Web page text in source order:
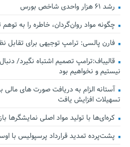
رشد ۶۱ هزار واحدی شاخص بورس
چگونه مواد روان‌گردان، خاطره را به
فارن پالسی: ترامپ توجیهی برای تقابل
قالیباف:ترامپ تصمیم اشتباه نگیرد/
نیستیم و نخواهیم بود
تسهیلات افزایش یافت
کره‌ای‌ها با تولید مواد اصلی نمایشگرها
پشت‌پرده تمدید قرارداد پرسپولیس با